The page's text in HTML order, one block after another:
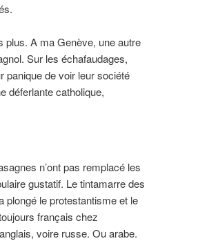
plus. A ma Genève, une autre
Sur les échafaudages,
panique de voir leur société
déferlante catholique,
n’ont pas remplacé les
gustatif. Le tintamarre des
plongé le protestantisme et le
français chez
voire russe. Ou arabe.